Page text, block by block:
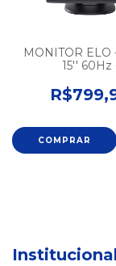
MONITOR ELO
15'' 60Hz
VGA/USB-B -